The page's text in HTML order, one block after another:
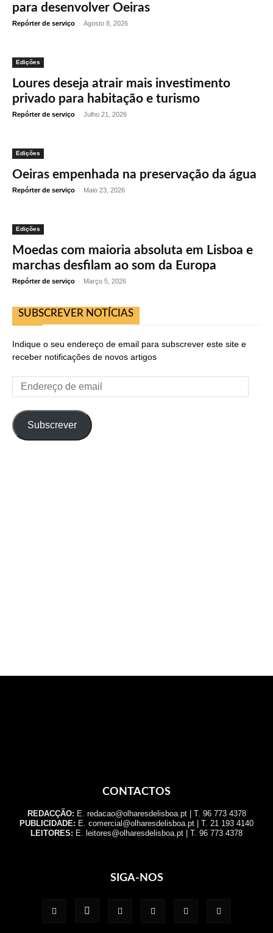
para desenvolver Oeiras
Repórter de serviço - Agosto 8, 2026
Edições
Loures deseja atrair mais investimento
privado para habitação e turismo
Repórter de serviço - Julho 21, 2026
Edições
Oeiras empenhada na preservação da água
Repórter de serviço - Maio 23, 2026
Edições
Moedas com maioria absoluta em Lisboa e
marchas desfilam ao som da Europa
Repórter de serviço - Março 5, 2026
SUBSCREVER NOTÍCIAS
Indique o seu endereço de email para subscrever este site e
receber notificações de novos artigos
Endereço
de
Subscrever
CONTACTOS
REDACÇÃO: E. redacao@olharesdelisboa.pt | T. 96 773 4378
PUBLICIDADE: E. comercial@olharesdelisboa.pt | T. 21 193 4140
LEITORES: E. leitores@olharesdelisboa.pt | T. 96 773 4378
SIGA-NOS